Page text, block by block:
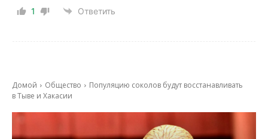
1 Ответить